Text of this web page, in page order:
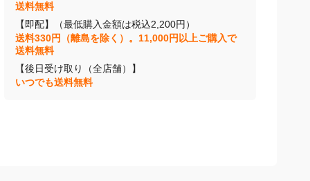
送料無料
【即配】（最低購入金額は税込2,200円）
送料330円（離島を除く）。11,000円以上ご購入で
送料無料
【後日受け取り（全店舗）】
いつでも送料無料